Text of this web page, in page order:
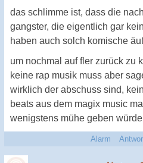
das schlimme ist, dass die
gangster, die eigentlich gar
haben auch solch komische
um nochmal auf fler zurück zu
keine rap musik muss aber
wirklich der abschuss sind,
beats aus dem magix music
wenigstens mühe geben
Alarm